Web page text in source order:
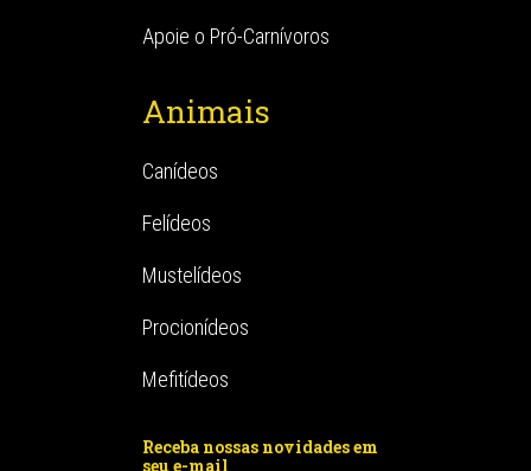
Apoie o Pró-Carnívoros
Animais
Canídeos
Felídeos
Mustelídeos
Procionídeos
Mefitídeos
Receba nossas novidades em
seu e-mail